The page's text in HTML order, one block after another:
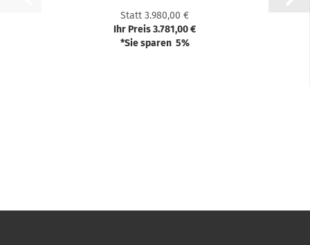
Statt 3.980,00 €
Ihr Preis 3.781,00 €
*Sie sparen 5%